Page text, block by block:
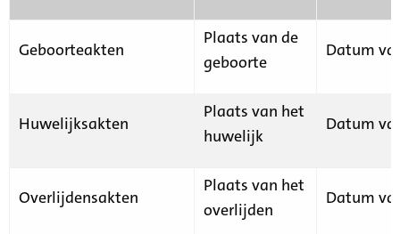
Geboorteakten
Plaats van de
geboorte
Datum
Huwelijksakten
Plaats van het
huwelijk
Datum
Overlijdensakten
Plaats van het
overlijden
Datum